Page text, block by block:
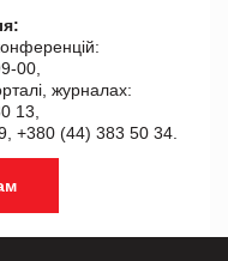
00,
журналах:
13,
+380 (44) 383 50 34.